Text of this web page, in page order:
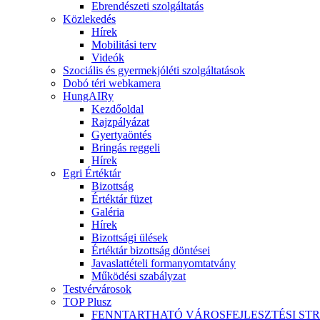
Ebrendészeti szolgáltatás
Közlekedés
Hírek
Mobilitási terv
Videók
Szociális és gyermekjóléti szolgáltatások
Dobó téri webkamera
HungAIRy
Kezdőoldal
Rajzpályázat
Gyertyaöntés
Bringás reggeli
Hírek
Egri Értéktár
Bizottság
Értéktár füzet
Galéria
Hírek
Bizottsági ülések
Értéktár bizottság döntései
Javaslattételi formanyomtatvány
Működési szabályzat
Testvérvárosok
TOP Plusz
FENNTARTHATÓ VÁROSFEJLESZTÉSI